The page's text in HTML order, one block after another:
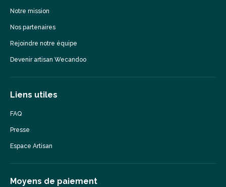
Notre mission
Nos partenaires
Rejoindre notre équipe
Devenir artisan Wecandoo
Liens utiles
FAQ
Presse
Espace Artisan
Moyens de paiement